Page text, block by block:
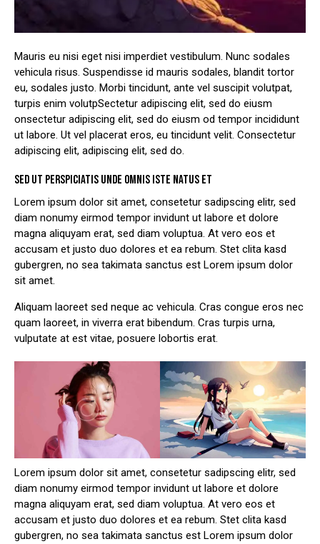
Mauris eu nisi eget nisi imperdiet vestibulum. Nunc sodales
vehicula risus. Suspendisse id mauris sodales, blandit tortor
eu, sodales justo. Morbi tincidunt, ante vel suscipit volutpat,
turpis enim volutpSectetur adipiscing elit, sed do eiusm
onsectetur adipiscing elit, sed do eiusm od tempor incididunt
ut labore. Ut vel placerat eros, eu tincidunt velit. Consectetur
adipiscing elit, adipiscing elit, sed do.
SED UT PERSPICIATIS UNDE OMNIS ISTE NATUS ET
Lorem ipsum dolor sit amet, consetetur sadipscing elitr, sed
diam nonumy eirmod tempor invidunt ut labore et dolore
magna aliquyam erat, sed diam voluptua. At vero eos et
accusam et justo duo dolores et ea rebum. Stet clita kasd
gubergren, no sea takimata sanctus est Lorem ipsum dolor
sit amet.
Aliquam laoreet sed neque ac vehicula. Cras congue eros nec
quam laoreet, in viverra erat bibendum. Cras turpis urna,
vulputate at est vitae, posuere lobortis erat.
Lorem ipsum dolor sit amet, consetetur sadipscing elitr, sed
diam nonumy eirmod tempor invidunt ut labore et dolore
magna aliquyam erat, sed diam voluptua. At vero eos et
accusam et justo duo dolores et ea rebum. Stet clita kasd
gubergren, no sea takimata sanctus est Lorem ipsum dolor